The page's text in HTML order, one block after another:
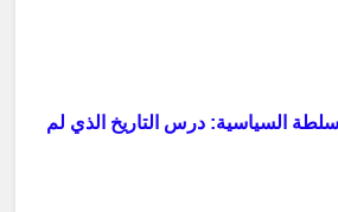
السياسية: درس التاريخ الذي لم